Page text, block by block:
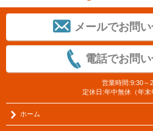
メールでお問
電話でお問
営業時間:9:30～
定休日:年中無休（年末
ホーム